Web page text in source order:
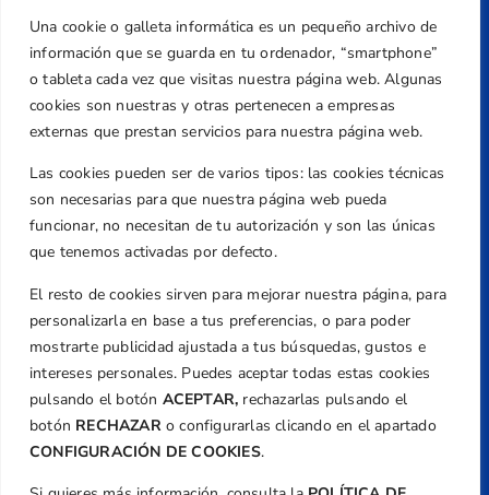
Una cookie o galleta informática es un pequeño archivo de
información que se guarda en tu ordenador, “smartphone”
o tableta cada vez que visitas nuestra página web. Algunas
cookies son nuestras y otras pertenecen a empresas
externas que prestan servicios para nuestra página web.
Las cookies pueden ser de varios tipos: las cookies técnicas
son necesarias para que nuestra página web pueda
funcionar, no necesitan de tu autorización y son las únicas
que tenemos activadas por defecto.
El resto de cookies sirven para mejorar nuestra página, para
personalizarla en base a tus preferencias, o para poder
mostrarte publicidad ajustada a tus búsquedas, gustos e
intereses personales. Puedes aceptar todas estas cookies
pulsando el botón ACEPTAR, rechazarlas pulsando el
botón RECHAZARo configurarlas clicando en el apartado
CONFIGURACIÓN DE COOKIES.
Dirección
Centre de L´Esport, Carrer d'Isaac Peral i
Caballero, Nº 5, Despachos 2 y 3, 46980,
Valencia
+34 961 367 799
Email
federacion@golfcv.com
Aviso Legal
Política de Privacidad
Transparencia
Normativa
Federación